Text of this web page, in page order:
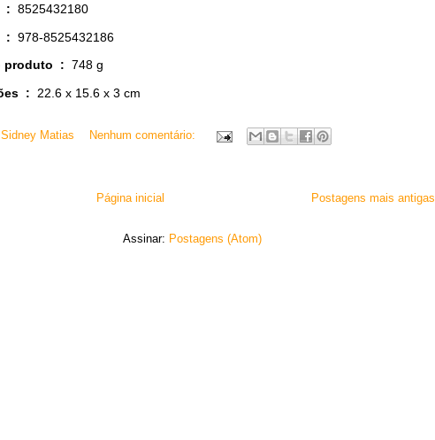
ISBN-10 ‏ : ‎ 8525432180
ISBN-13 ‏ : ‎ 978-8525432186
Peso do produto ‏ : ‎ 748 g
Dimensões ‏ : ‎ 22.6 x 15.6 x 3 cm
Sidney Matias Nenhum comentário:
Postagens mais antigas
Página inicial
Assinar: Postagens (Atom)